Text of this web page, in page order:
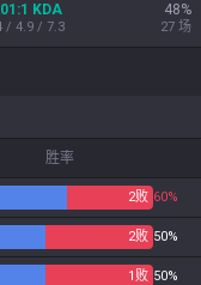
KDA
/ 4.9 / 7.3
48%
27 场
胜率
2败 60%
2败 50%
1 败 50%